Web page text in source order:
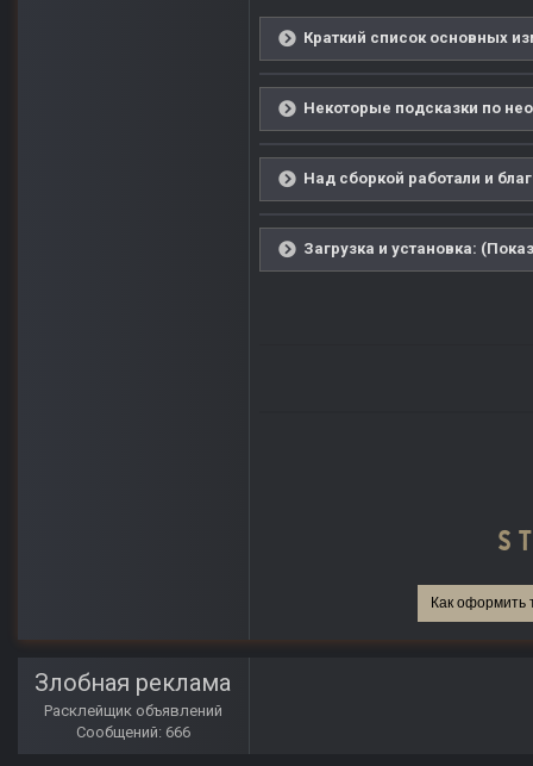
Краткий список основных
Некоторые подсказки по
Над сборкой работали и
Загрузка и установка:
Как оформить
Злобная реклама
Расклейщик объявлений
Сообщений: 666